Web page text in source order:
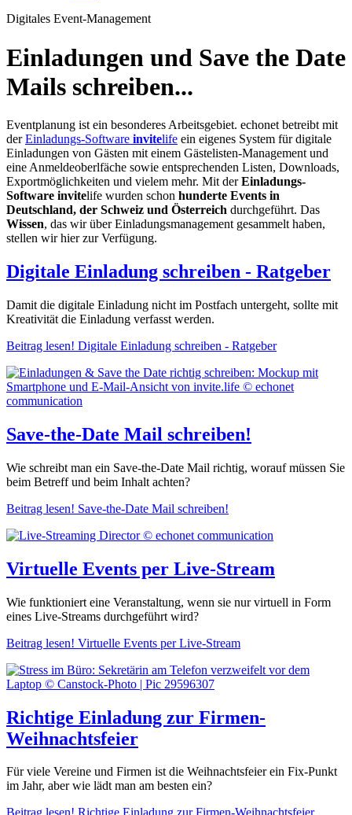
Digitales Event-Management
Einladungen und Save the Date
Mails schreiben...
Eventplanung ist ein besonderes Arbeitsgebiet. echonet betreibt mit
derEinladungs-Software invitelife ein eigenes System für digitale
Einladungen von Gästen mit einem Gästelisten-Management und
eine Anmeldeoberlfäche sowie entsprechenden Listen, Downloads,
Exportmöglichkeiten und vielem mehr. Mit derEinladungs-
Software invitelife wurden schon hunderte Events in
Deutschland, der Schweiz und Österreich durchgeführt. Das
Wissen, das wir über Einladungsmanagement gesammelt haben,
stellen wir hier zur Verfügung.
Digitale Einladung schreiben - Ratgeber
Damit die digitale Einladung nicht im Postfach untergeht, sollte mit
Kreativität die Einladung verfasst werden.
Beitrag lesen! Digitale Einladung schreiben - Ratgeber
Save-the-Date Mail schreiben!
Wie schreibt man ein Save-the-Date Mail richtig, worauf müssen Sie
beim Betreff und beim Inhalt achten?
Beitrag lesen! Save-the-Date Mail schreiben!
Virtuelle Events per Live-Stream
Wie funktioniert eine Veranstaltung, wenn sie nur virtuell in Form
eines Live-Streams durchgeführt wird?
Beitrag lesen! Virtuelle Events per Live-Stream
Richtige Einladung zur Firmen-
Weihnachtsfeier
Für viele Vereine und Firmen ist die Weihnachtsfeier ein Fix-Punkt
im Jahr, aber wie lädt man am besten ein?